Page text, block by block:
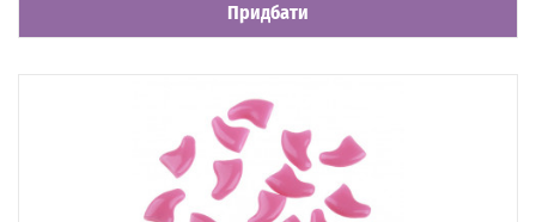
Придбати